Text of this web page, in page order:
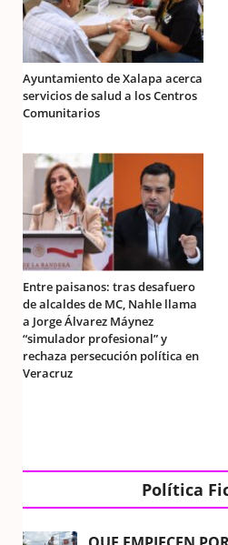
Ayuntamiento de Xalapa acerca
servicios de salud a los Centros
Comunitarios
Entre paisanos: tras desafuero
de alcaldes de MC, Nahle llama
a Jorge Álvarez Máynez
“simulador profesional” y
rechaza persecución política en
Veracruz
Política